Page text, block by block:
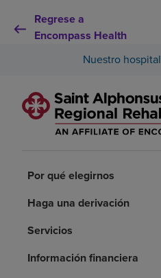
Regrese a
Encompass Health
Por qué debe elegirnos
Pacientes y cuidadores
Recursos de salud
Nuestro hospital
Por qué elegirnos
Haga una derivación
Servicios
Información financiera